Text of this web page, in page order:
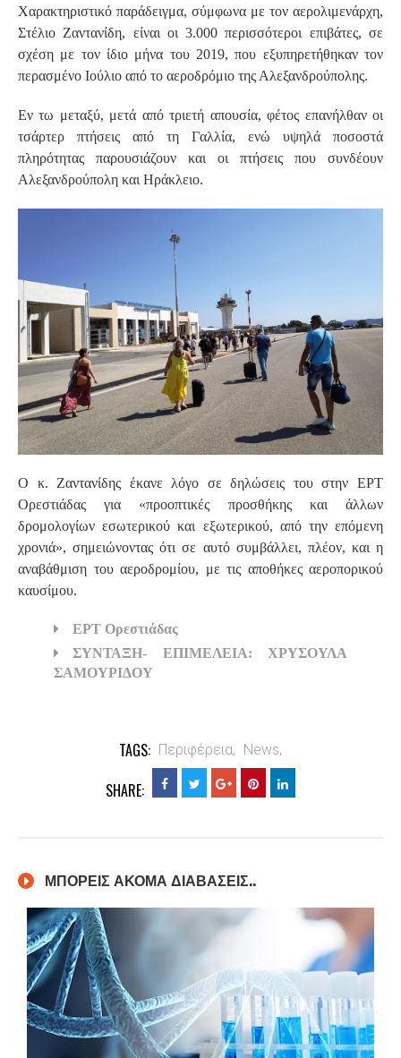
Χαρακτηριστικό παράδειγμα, σύμφωνα με τον αερολιμενάρχη,
Στέλιο Ζαντανίδη, είναι οι 3.000 περισσότεροι επιβάτες, σε
σχέση με τον ίδιο μήνα του 2019, που εξυπηρετήθηκαν τον
περασμένο Ιούλιο από το αεροδρόμιο της Αλεξανδρούπολης.
Εν τω μεταξύ, μετά από τριετή απουσία, φέτος επανήλθαν οι
τσάρτερ πτήσεις από τη Γαλλία, ενώ υψηλά ποσοστά
πληρότητας παρουσιάζουν και οι πτήσεις που συνδέουν
Αλεξανδρούπολη και Ηράκλειο.
Ο κ. Ζαντανίδης έκανε λόγο σε δηλώσεις του στην ΕΡΤ
Ορεστιάδας για «προοπτικές προσθήκης και άλλων
δρομολογίων εσωτερικού και εξωτερικού, από την επόμενη
χρονιά», σημειώνοντας ότι σε αυτό συμβάλλει, πλέον, και η
αναβάθμιση του αεροδρομίου, με τις αποθήκες αεροπορικού
καυσίμου.
ΕΡΤ Ορεστιάδας
ΣΥΝΤΑΞΗ- ΕΠΙΜΕΛΕΙΑ: ΧΡΥΣΟΥΛΑ
ΣΑΜΟΥΡΙΔΟΥ
TAGS: Περιφέρεια, News,
SHARE:
ΜΠΟΡΕΙΣ ΑΚΟΜΑ ΔΙΑΒΑΣΕΙΣ..